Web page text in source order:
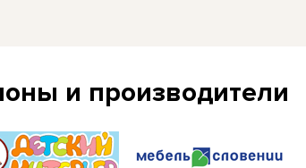
и производители